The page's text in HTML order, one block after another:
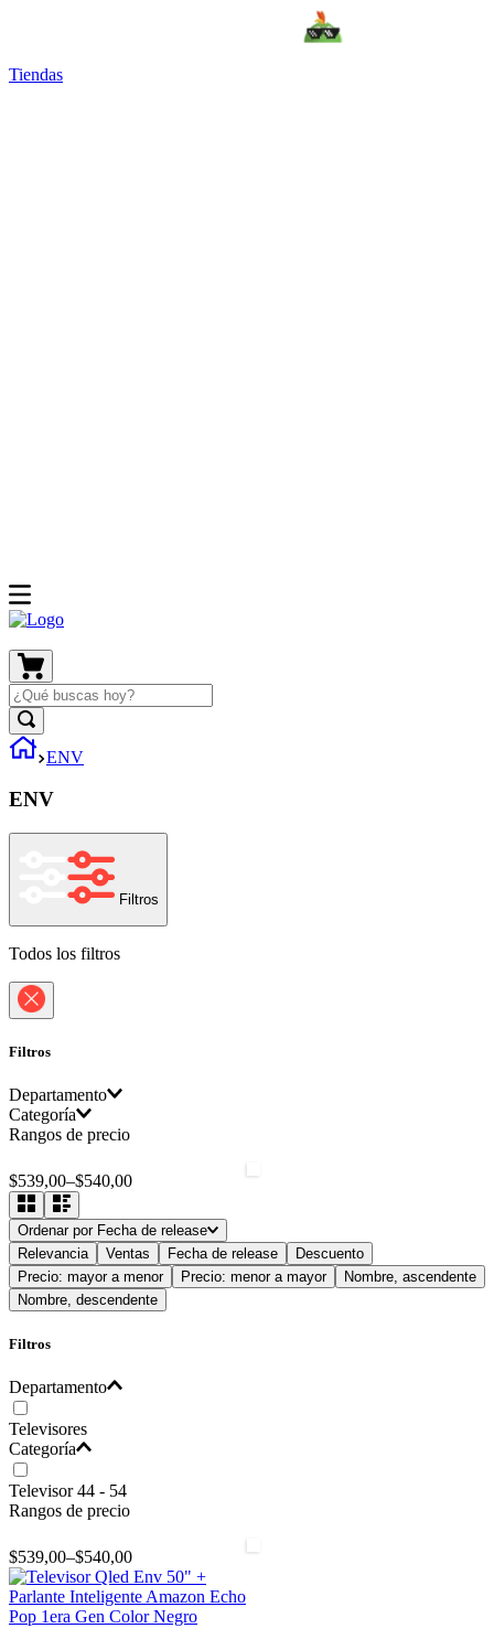
Tiendas
ENV
ENV
Filtros
Todos los filtros
Filtros
Departamento
Televisores
Categoría
Rangos de precio
$539,00–$540,00
Ordenar por Fecha de release
Relevancia
Ventas Fecha de release
Descuento
Precio: mayor a menor
Precio: menor a mayor
Nombre, ascendente
Nombre, descendente
Filtros
Departamento
Televisores
Categoría
Televisor 44 - 54
Rangos de precio
$539,00–$540,00